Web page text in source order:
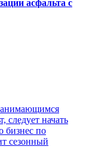
асфальта с
следует начать
бизнес по
сезонный